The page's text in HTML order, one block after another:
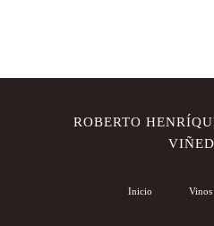
ROBERTO
Inicio Vinos